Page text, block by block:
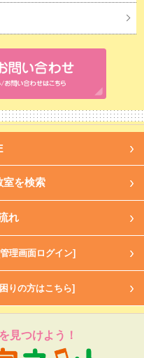
室を検索
れ
理画面ログイン]
りの方はこちら]
見つけよう！